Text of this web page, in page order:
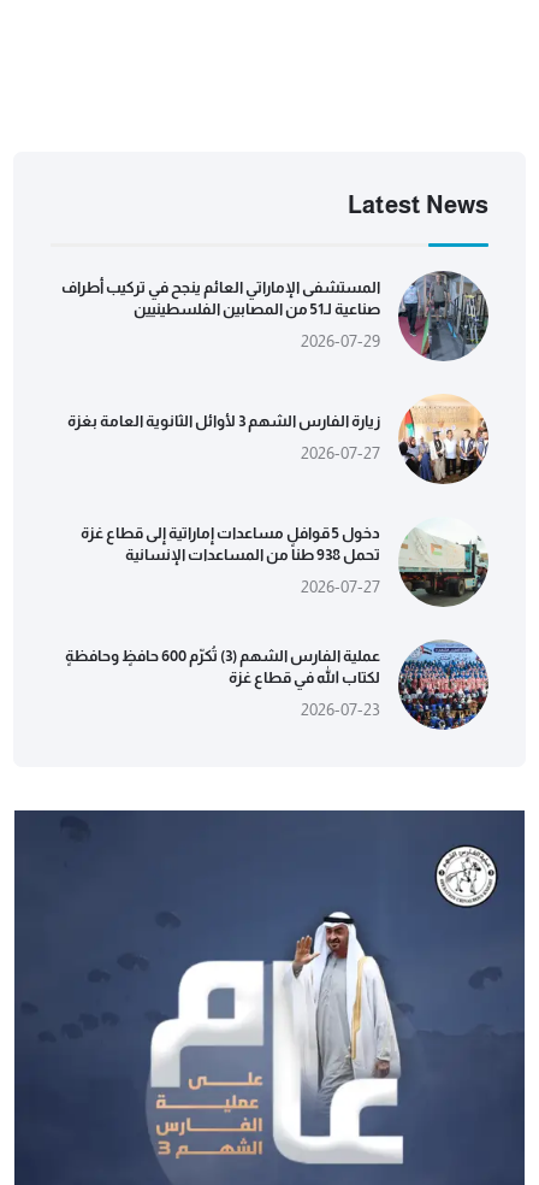
Latest News
المستشفى الإماراتي العائم ينجح في تركيب أطراف
صناعية لـ51 من المصابين الفلسطينيين
2026-07-29
زيارة الفارس الشهم 3 لأوائل الثانوية العامة بغزة
2026-07-27
دخول 5 قوافل مساعدات إماراتية إلى قطاع غزة
تحمل 938 طناً من المساعدات الإنسانية
2026-07-27
عملية الفارس الشهم (3) تُكرّم 600 حافظٍ وحافظةٍ
لكتاب الله في قطاع غزة
2026-07-23